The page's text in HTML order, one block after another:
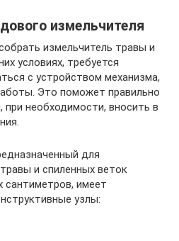
измельчителя
измельчитель травы и
условиях, требуется
с устройством механизма,
Это поможет правильно
при необходимости, вносить в
для
и спиленных веток
сантиметров, имеет
узлы: